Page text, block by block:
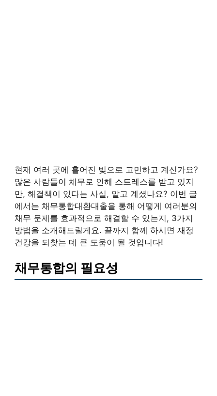
현재 여러 곳에 흩어진 빚으로 고민하고 계신가요?
많은 사람들이 채무로 인해 스트레스를 받고 있지
만, 해결책이 있다는 사실, 알고 계셨나요? 이번 글
에서는 채무통합대환대출을 통해 어떻게 여러분의
채무 문제를 효과적으로 해결할 수 있는지, 3가지
방법을 소개해드릴게요. 끝까지 함께 하시면 재정
건강을 되찾는 데 큰 도움이 될 것입니다!
채무통합의 필요성